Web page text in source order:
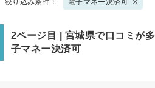
2ページ目 | 宮城県で口コミが
子マネー決済可